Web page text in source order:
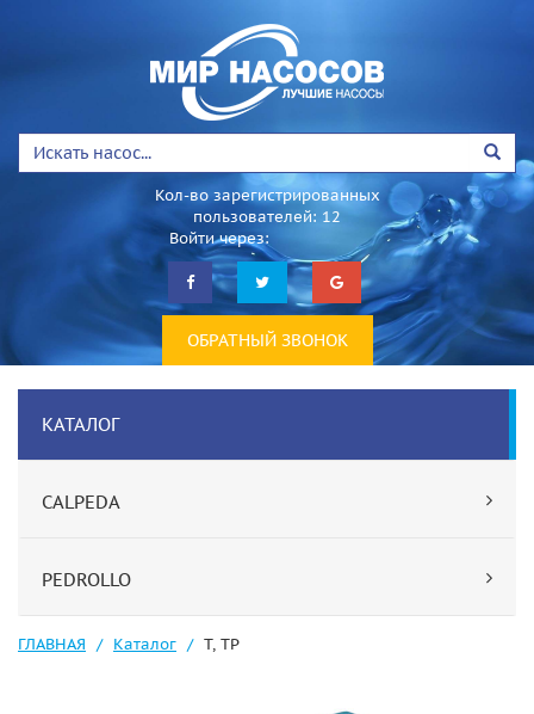
Кол-во зарегистрированных
пользователей: 12
Войти через:
ОБРАТНЫЙ ЗВОНОК
КАТАЛОГ
CALPEDA
PEDROLLO
ГЛАВНАЯ Каталог T, TP